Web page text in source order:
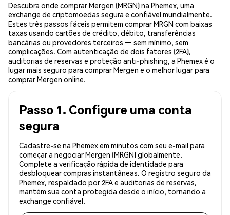
Descubra onde comprar Mergen (MRGN) na Phemex, uma
exchange de criptomoedas segura e confiável mundialmente.
Estes três passos fáceis permitem comprar MRGN com baixas
taxas usando cartões de crédito, débito, transferências
bancárias ou provedores terceiros — sem mínimo, sem
complicações. Com autenticação de dois fatores (2FA),
auditorias de reservas e proteção anti-phishing, a Phemex é o
lugar mais seguro para comprar Mergen e o melhor lugar para
comprar Mergen online.
Passo 1. Configure uma conta
segura
Cadastre-se na Phemex em minutos com seu e-mail para
começar a negociar Mergen (MRGN) globalmente.
Complete a verificação rápida de identidade para
desbloquear compras instantâneas. O registro seguro da
Phemex, respaldado por 2FA e auditorias de reservas,
mantém sua conta protegida desde o início, tornando a
exchange confiável.